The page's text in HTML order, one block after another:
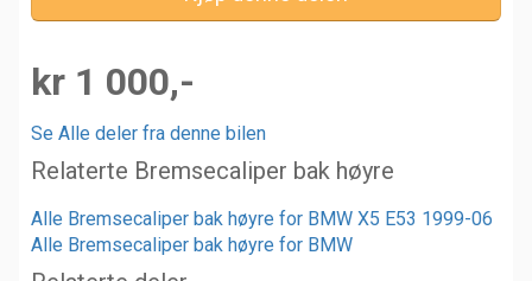
kr 1 000,-
Se Alle deler fra denne bilen
Relaterte Bremsecaliper bak høyre
Alle Bremsecaliper bak høyre for BMW X5 E53 1999-06
Alle Bremsecaliper bak høyre for BMW